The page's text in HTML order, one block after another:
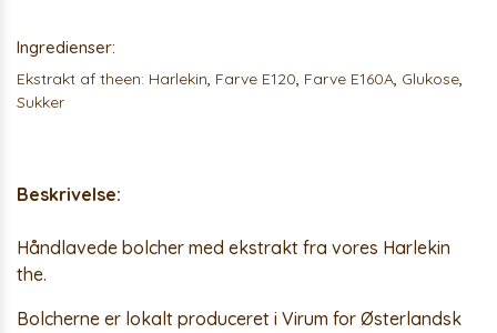
Ingredienser:
Ekstrakt af theen: Harlekin, Farve E120, Farve E160A, Glukose,
Sukker
Beskrivelse:
Håndlavede bolcher med ekstrakt fra vores Harlekin
the.
Bolcherne er lokalt produceret i Virum for Østerlandsk